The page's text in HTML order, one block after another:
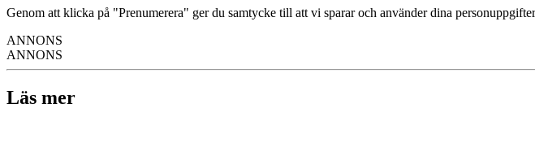
Genom att klicka på "Prenumerera" ger du samtycke till att vi sparar och använder dina
ANNONS
ANNONS
Läs mer